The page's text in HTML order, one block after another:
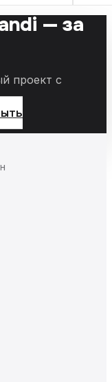
— за
проект с